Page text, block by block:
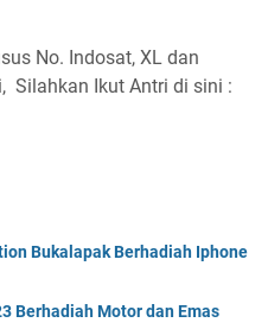
No. Indosat, XL dan
Silahkan Ikut Antri di sini :
Bukalapak Berhadiah Iphone
Berhadiah Motor dan Emas